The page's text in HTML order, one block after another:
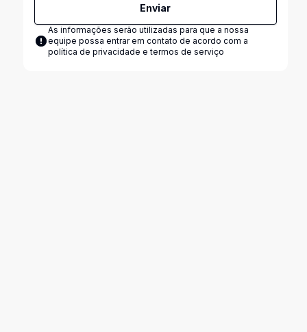
Enviar
As informações serão utilizadas para que a nossa
equipe possa entrar em contato de acordo com a
política de privacidade e termos de serviço